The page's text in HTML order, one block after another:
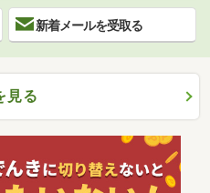
新着メールを受取る
見る